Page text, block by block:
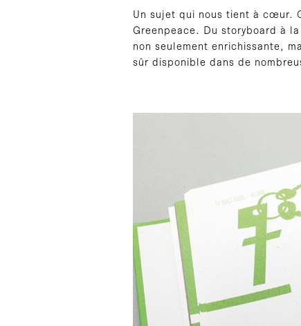
Un sujet qui nous tient à cœur.
Greenpeace. Du storyboard à
non seulement enrichissante,
sûr disponible dans de